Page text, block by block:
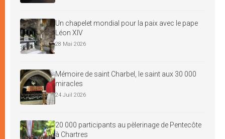
Un chapelet mondial pour la paix avec le pape
Léon XIV
28 Mai 2026
Mémoire de saint Charbel, le saint aux 30 000
miracles
24 Juil 2026
20 000 participants au pèlerinage de Pentecôte
à Chartres